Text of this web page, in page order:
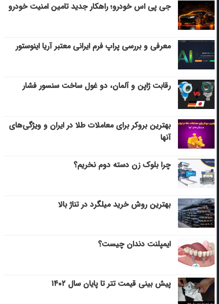
جی پی اس خودرو؛ راهکار جدید تامین امنیت خودرو
معرفی و بررسی پراپ فرم ایرانی معتبر آریا اینوستور
رقابت ژاپن و آلمان، دو غول ساخت سنسور فشار
بهترین بروکر برای معاملات طلا در ایران و ویژگی‌های
آنها
چرا بلوک زن دسته دوم نخریم؟
بهترین روش خرید میلگرد در تناژ بالا
ایمپلنت دندان چیست؟
پیش بینی قیمت تتر تا پایان سال ۱۴۰۲